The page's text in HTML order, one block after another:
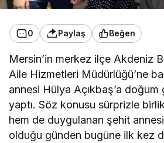
0 Paylaş Beğen
Mersin’in merkez ilçe Akdeniz
Aile Hizmetleri Müdürlüğü’ne
annesi Hülya Açıkbaş’a doğum
yaptı. Söz konusu sürprizle
hem de duygulanan şehit
olduğu günden bugüne ilk kez